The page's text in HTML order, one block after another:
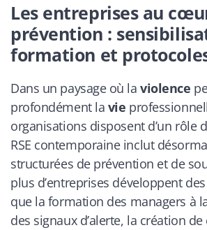
Les entreprises au
prévention :
formation et
Dans un paysage où laviolence
profondément la vie
organisations disposent d’un rôle
RSE contemporaine inclut
structurées de prévention et de
plus d’entreprises développent
que la formation des managers à
des signaux d’alerte, la création